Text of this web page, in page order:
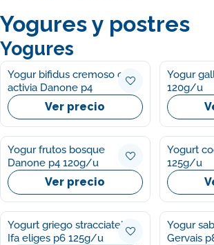
Yogures y postres
Yogures
Yogur bifidus cremoso coco
activia Danone p4
Ver precio
Yogur
120g/u
Yogur frutos bosque
Danone p4 120g/u
Ver precio
Yogurt
125g/u
Yogurt griego stracciatela
Ifa eliges p6 125g/u
Yogur
Gervais